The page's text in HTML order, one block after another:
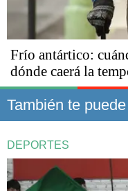
Frío antártico:
dónde caerá la
También te
DEPORTES